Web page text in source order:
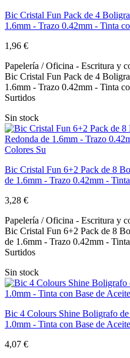
Bic Cristal Fun Pack de 4
1.6mm - Trazo 0.42mm - Tinta
1,96 €
Papelería / Oficina - Escritura y
Bic Cristal Fun Pack de 4
1.6mm - Trazo 0.42mm - Tinta
Surtidos
Sin stock
Bic Cristal Fun 6+2 Pack de 8
de 1.6mm - Trazo 0.42mm -
3,28 €
Papelería / Oficina - Escritura y
Bic Cristal Fun 6+2 Pack de 8
de 1.6mm - Trazo 0.42mm -
Surtidos
Sin stock
Bic 4 Colours Shine Boligrafo
1.0mm - Tinta con Base de
4,07 €